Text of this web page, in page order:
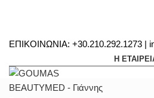
ΕΠΙΚΟΙΝΩΝΙΑ: +30.210.292.1273 |
Η